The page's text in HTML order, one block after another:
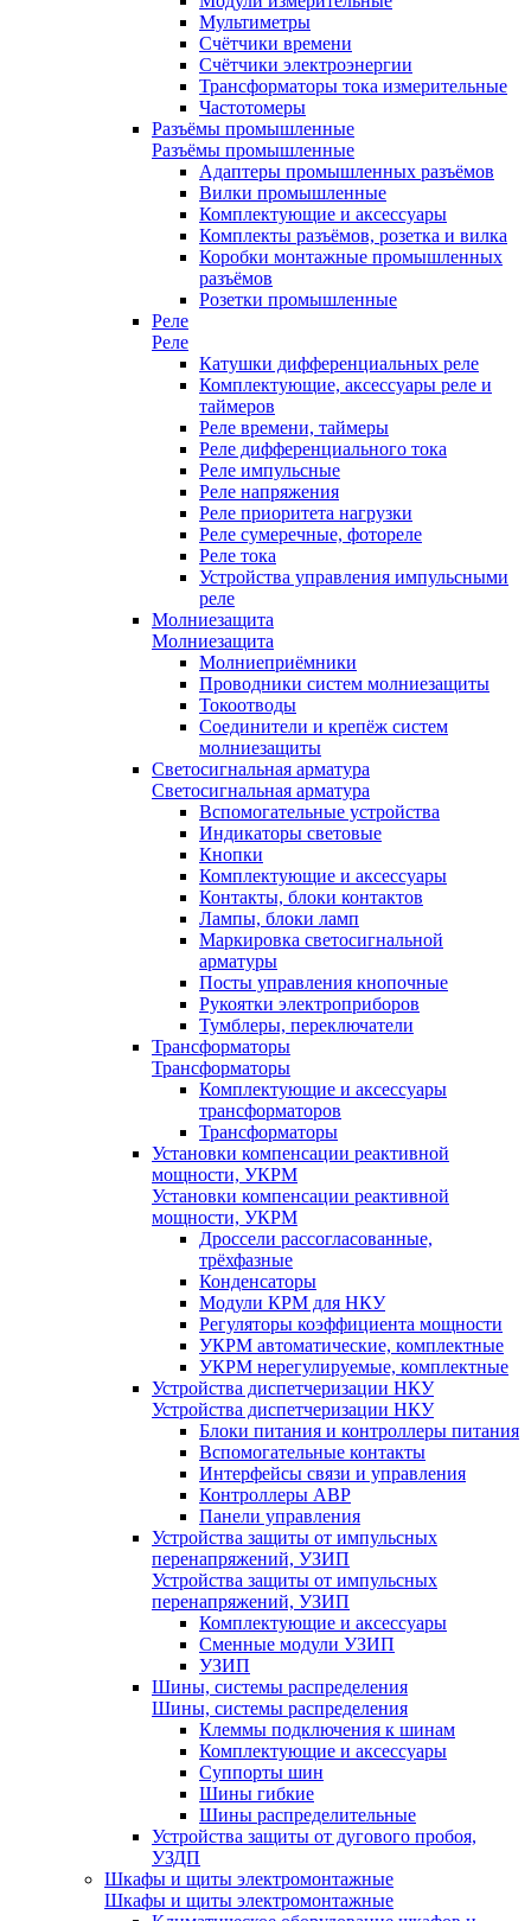
Мультиметры
Счётчики времени
Счётчики электроэнергии
Трансформаторы тока измерительные
Частотомеры
Разъёмы промышленные
Разъёмы промышленные
Адаптеры промышленных разъёмов
Вилки промышленные
Комплектующие и аксессуары
Комплекты разъёмов, розетка и вилка
Коробки монтажные промышленных
разъёмов
Розетки промышленные
Реле
Реле
Катушки дифференциальных реле
Комплектующие, аксессуары реле и
таймеров
Реле времени, таймеры
Реле дифференциального тока
Реле импульсные
Реле напряжения
Реле приоритета нагрузки
Реле сумеречные, фотореле
Реле тока
Устройства управления импульсными
реле
Молниезащита
Молниезащита
Молниеприёмники
Проводники систем молниезащиты
Токоотводы
Соединители и крепёж систем
молниезащиты
Светосигнальная арматура
Светосигнальная арматура
Вспомогательные устройства
Индикаторы световые
Кнопки
Комплектующие и аксессуары
Контакты, блоки контактов
Лампы, блоки ламп
Маркировка светосигнальной
арматуры
Посты управления кнопочные
Рукоятки электроприборов
Тумблеры, переключатели
Трансформаторы
Трансформаторы
Комплектующие и аксессуары
трансформаторов
Трансформаторы
Установки компенсации реактивной
мощности, УКРМ
Установки компенсации реактивной
мощности, УКРМ
Дроссели рассогласованные,
трёхфазные
Конденсаторы
Модули КРМ для НКУ
Регуляторы коэффициента мощности
УКРМ автоматические, комплектные
УКРМ нерегулируемые, комплектные
Устройства диспетчеризации НКУ
Устройства диспетчеризации НКУ
Блоки питания и контроллеры питания
Вспомогательные контакты
Интерфейсы связи и управления
Контроллеры АВР
Панели управления
Устройства защиты от импульсных
перенапряжений, УЗИП
Устройства защиты от импульсных
перенапряжений, УЗИП
Комплектующие и аксессуары
Сменные модули УЗИП
УЗИП
Шины, системы распределения
Шины, системы распределения
Клеммы подключения к шинам
Комплектующие и аксессуары
Суппорты шин
Шины гибкие
Шины распределительные
Устройства защиты от дугового пробоя,
УЗДП
Шкафы и щиты электромонтажные
Шкафы и щиты электромонтажные